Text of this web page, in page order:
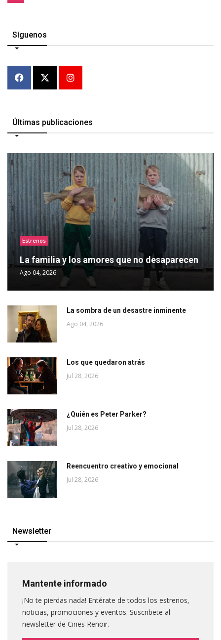
Síguenos
Últimas publicaciones
Estrenos
La familia y los amores que no desaparecen
Ago 04, 2026
La sombra de un desastre inminente
Ago 04, 2026
Los que quedaron atrás
Jul 28, 2026
¿Quién es Peter Parker?
Jul 28, 2026
Reencuentro creativo y emocional
Jul 28, 2026
Newsletter
Mantente informado
¡No te pierdas nada! Entérate de todos los estrenos,
noticias, promociones y eventos. Suscribete al
newsletter de Cines Renoir.